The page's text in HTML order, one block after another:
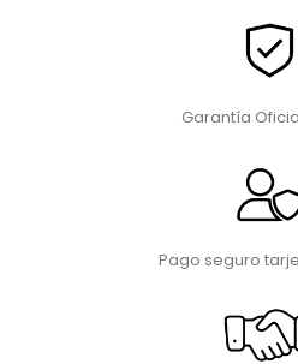
Garantía
Pago seguro